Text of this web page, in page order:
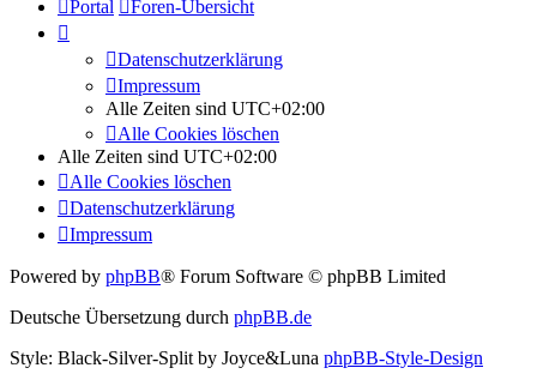
Portal Foren-Übersicht
Datenschutzerklärung
Impressum
Alle Zeiten sind UTC+02:00
Alle Cookies löschen
Alle Zeiten sind UTC+02:00
Alle Cookies löschen
Datenschutzerklärung
Impressum
Powered by phpBB® Forum Software © phpBB Limited
Deutsche Übersetzung durch phpBB.de
Style: Black-Silver-Split by Joyce&Luna phpBB-Style-Design